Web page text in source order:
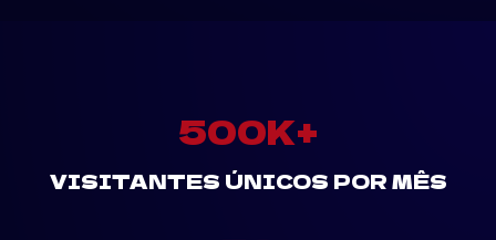
500K+
VISITANTES ÚNICOS POR MÊS